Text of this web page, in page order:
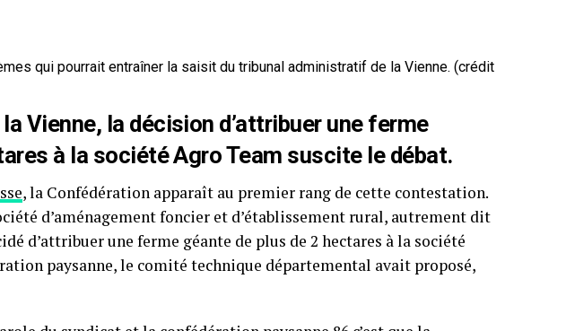
qui pourrait entraîner la saisit du tribunal administratif de la Vienne. (crédit
Vienne, la décision d’attribuer une ferme
à la société Agro Team suscite le débat.
, la Confédération apparaît au premier rang de cette contestation.
d’aménagement foncier et d’établissement rural, autrement dit
d’attribuer une ferme géante de plus de 2 hectares à la société
paysanne, le comité technique départemental avait proposé,